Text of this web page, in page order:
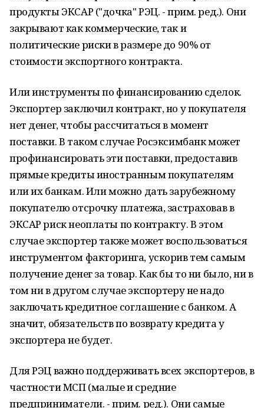
продукты ЭКСАР ("дочка" РЭЦ. - прим. ред.). Они
закрывают как коммерческие, так и
политические риски в размере до 90% от
стоимости экспортного контракта.
Или инструменты по финансированию сделок.
Экспортер заключил контракт, но у покупателя
нет денег, чтобы рассчитаться в момент
поставки. В таком случае Росэксимбанк может
профинансировать эти поставки, предоставив
прямые кредиты иностранным покупателям
или их банкам. Или можно дать зарубежному
покупателю отсрочку платежа, застраховав в
ЭКСАР риск неоплаты по контракту. В этом
случае экспортер также может воспользоваться
инструментом факторинга, ускорив тем самым
получение денег за товар. Как бы то ни было, ни в
том ни в другом случае экспортеру не надо
заключать кредитное соглашение с банком. А
значит, обязательств по возврату кредита у
экспортера не будет.
Для РЭЦ важно поддерживать всех экспортеров, в
частности МСП (малые и средние
предприниматели. - прим. ред.). Они самые